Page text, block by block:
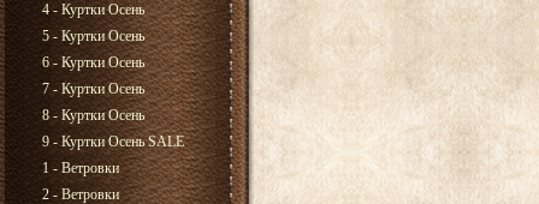
4 - Куртки Осень
5 - Куртки Осень
6 - Куртки Осень
7 - Куртки Осень
8 - Куртки Осень
9 - Куртки Осень SALE
1 - Ветровки
2 - Ветровки